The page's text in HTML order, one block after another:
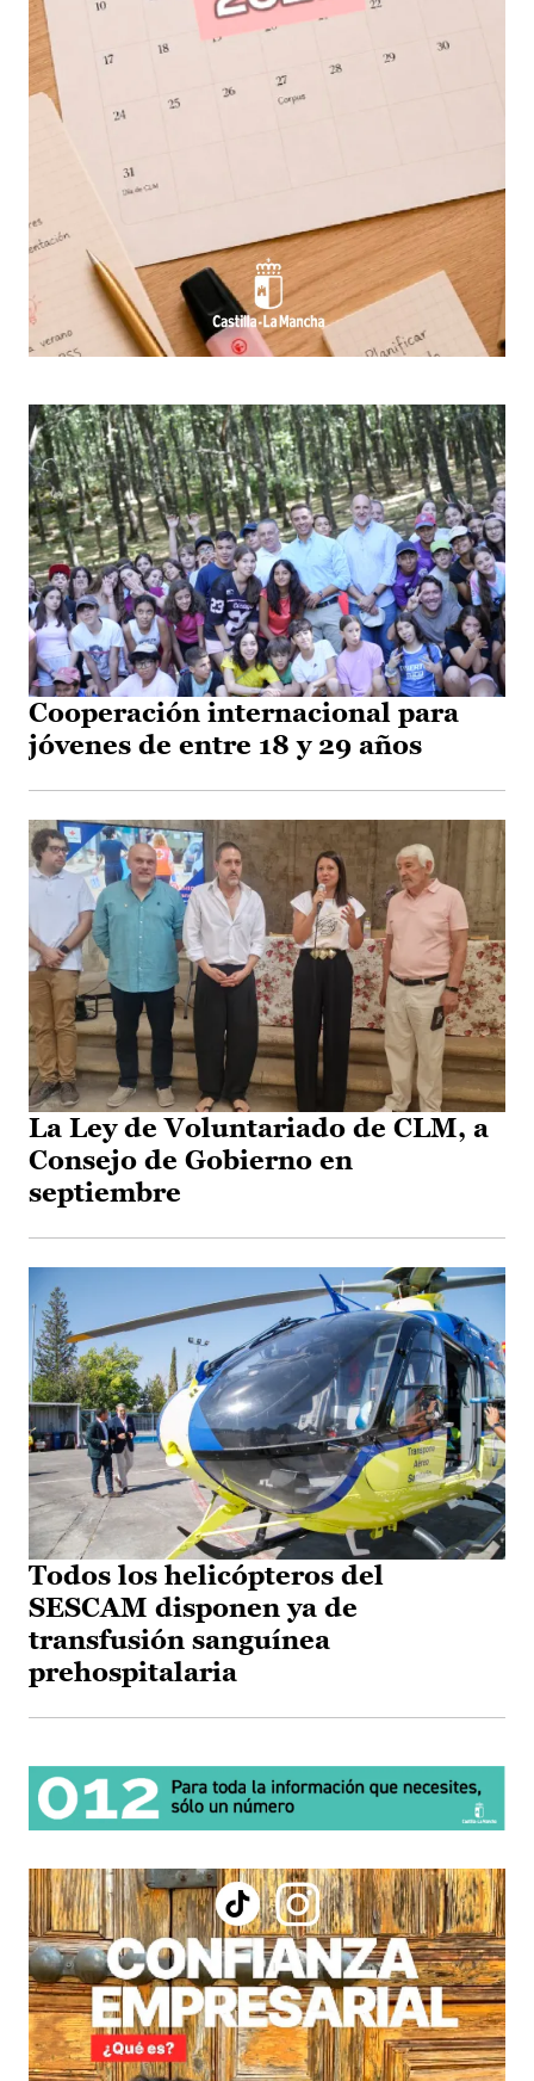
Cooperación internacional para
jóvenes de entre 18 y 29 años
La Ley de Voluntariado de CLM, a
Consejo de Gobierno en
septiembre
Todos los helicópteros del
SESCAM disponen ya de
transfusión sanguínea
prehospitalaria